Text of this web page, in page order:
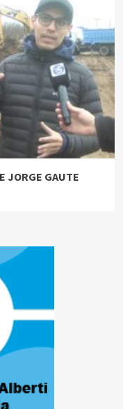
JORGE GAUTE